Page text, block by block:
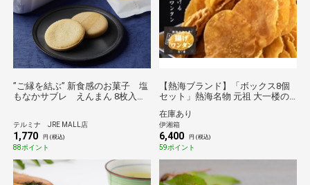
”ご縁を結ぶ” 新食感のお菓子 塩
もなかサブレ えんまん 8枚入り
テルミナ JRE MALL店
1,770 円 (税込)
88ポイント
【熱海ブランド】「ボックス8個
セット」熱海名物 元祖 大一楼の
在庫あり
伊湘箱
6,400 円 (税込)
59ポイント